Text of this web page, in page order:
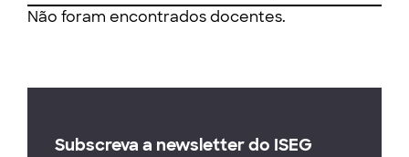
Não foram encontrados docentes.
Subscreva a newsletter do ISEG